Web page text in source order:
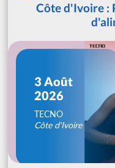
Côte d'Ivoire :
3 Août
2026
TECNO
Côte d'Ivoire